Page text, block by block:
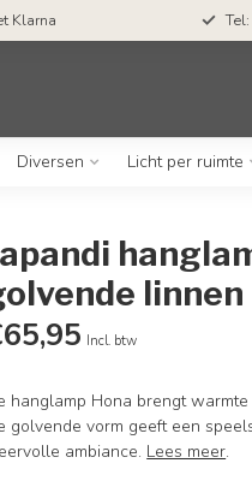
Klarna
Diversen Licht per ruimte
Incl. btw
hanglamp Hona brengt
golvende vorm geeft een
ambiance. Lees meer.